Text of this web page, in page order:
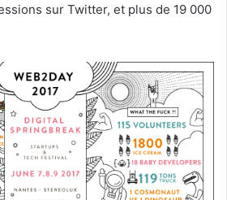
sur Twitter, et plus de 19 000